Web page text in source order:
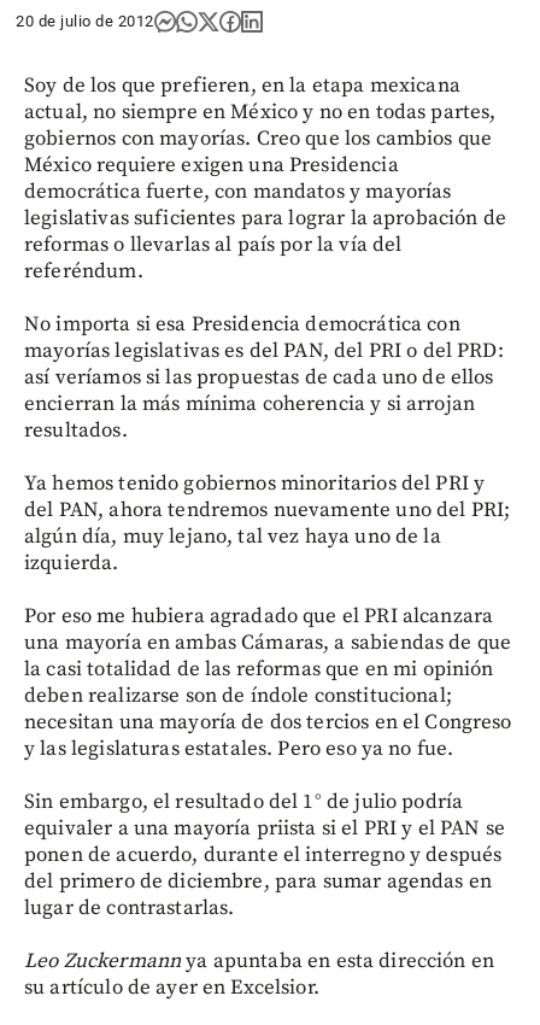
20 de julio de 2012
Soy de los que prefieren, en la etapa mexicana
actual, no siempre en México y no en todas partes,
gobiernos con mayorías. Creo que los cambios que
México requiere exigen una Presidencia
democrática fuerte, con mandatos y mayorías
legislativas suficientes para lograr la aprobación de
reformas o llevarlas al país por la vía del
referéndum.
No importa si esa Presidencia democrática con
mayorías legislativas es del PAN, del PRI o del PRD:
así veríamos si las propuestas de cada uno de ellos
encierran la más mínima coherencia y si arrojan
resultados.
Ya hemos tenido gobiernos minoritarios del PRI y
del PAN, ahora tendremos nuevamente uno del PRI;
algún día, muy lejano, tal vez haya uno de la
izquierda.
Por eso me hubiera agradado que el PRI alcanzara
una mayoría en ambas Cámaras, a sabiendas de que
la casi totalidad de las reformas que en mi opinión
deben realizarse son de índole constitucional;
necesitan una mayoría de dos tercios en el Congreso
y las legislaturas estatales. Pero eso ya no fue.
Sin embargo, el resultado del 1° de julio podría
equivaler a una mayoría priista si el PRI y el PAN se
ponen de acuerdo, durante el interregno y después
del primero de diciembre, para sumar agendas en
lugar de contrastarlas.
Leo Zuckermannya apuntaba en esta dirección en
su artículo de ayer en Excelsior.